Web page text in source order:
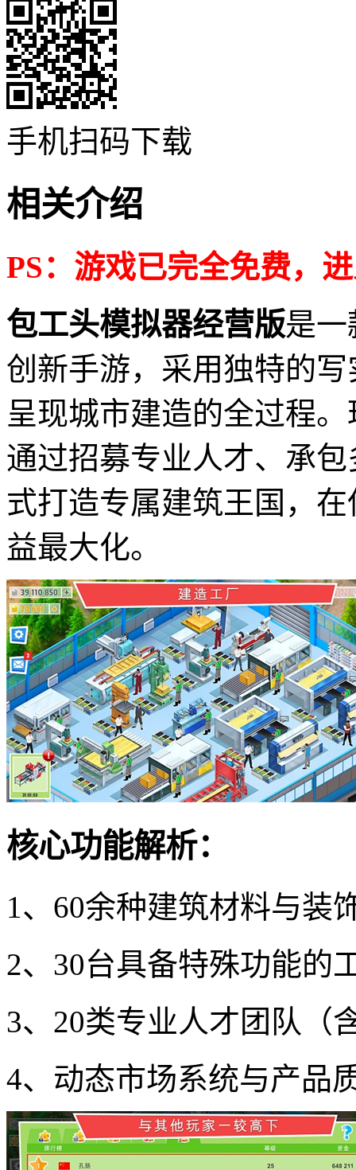
手机扫码下载
相关介绍
PS：游戏已完全免费，
包工头模拟器经营版是
创新手游，采用独特的
呈现城市建造的全过程
通过招募专业人才、承
式打造专属建筑王国，
益最大化。
核心功能解析：
1、60余种建筑材料与装
2、30台具备特殊功能的
3、20类专业人才团队（
4、动态市场系统与产品